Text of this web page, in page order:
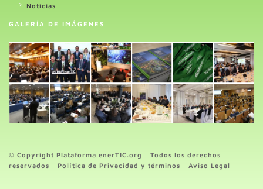
Noticias
GALERÍA DE IMÁGENES
© Copyright Plataforma enerTIC.org | Todos los derechos
reservados | Política de Privacidad y términos | Aviso Legal